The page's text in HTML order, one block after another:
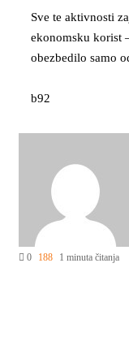
Sve te aktivnosti
ekonomsku korist
obezbedilo samo
b92
0 188 1 minuta čitanja